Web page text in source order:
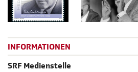
INFORMATIONEN
SRF Medienstelle